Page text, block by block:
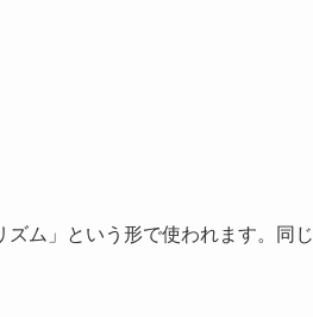
ム」という形で使われます。同じ